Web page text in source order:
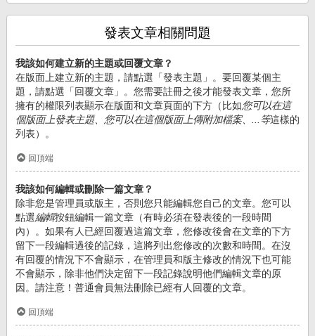
發表文章相關問題
我該如何建立新的主題或回覆文章？
在版面上建立新的主題，請點選「發表主題」。要回覆某個主
題，請點選「回覆文章」。您需要註冊之後才能發表文章，您所
擁有的權限列表顯示在版面和文章頁面的下方（比如您可以在這
個版面上發表主題、您可以在這個版面上傳附加檔案、...等這樣的
列表）。
回頂端
我該如何編輯或刪除一篇文章？
除非您是管理員或版主，否則您只能編輯您自己的文章。您可以
點選編輯按鈕編輯一篇文章（有時必須在發表後的一段時間
內）。如果有人已經回覆過這篇文章，您修改後會在文章的下方
留下一段編輯過後的記錄，這將列出您修改的次數和時間。在沒
有回覆的情況下不會顯示，在管理員和版主修改的情況下也可能
不會顯示，除非他們決定留下一段記錄說明他們編輯文章的原
因。請注意！普通會員無法刪除已經有人回覆的文章。
回頂端